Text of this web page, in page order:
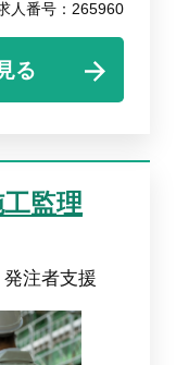
人番号：265960
る
監理
注者支援